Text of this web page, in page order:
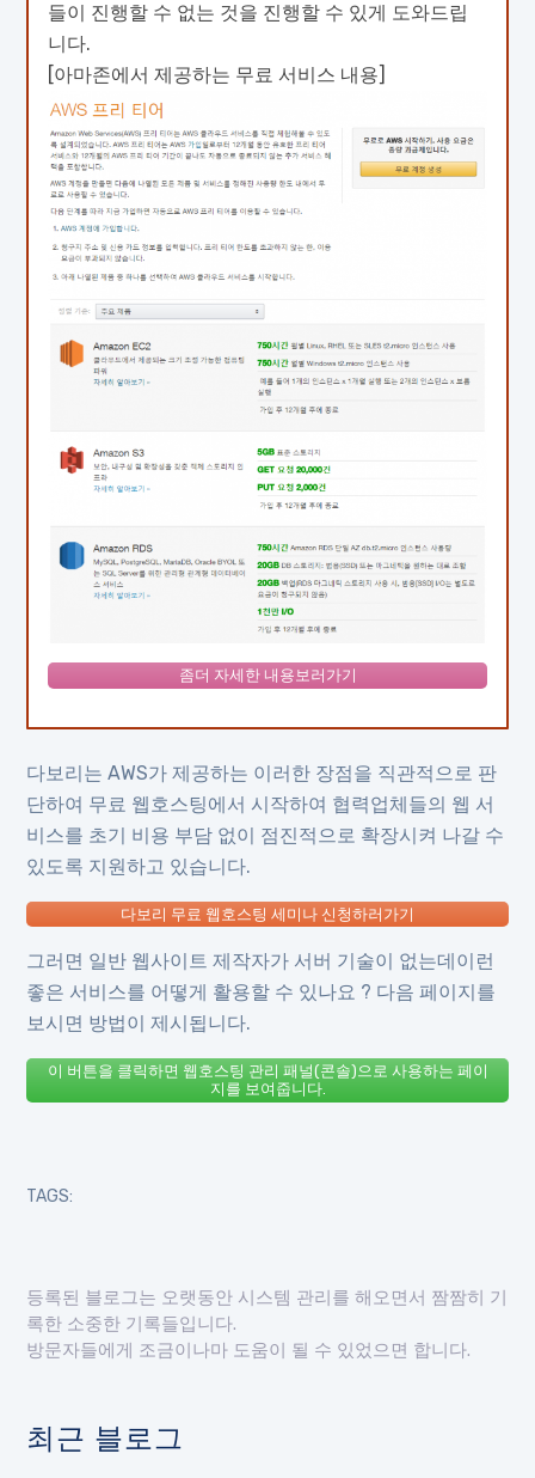
들이 진행할 수 없는 것을 진행할 수 있게 도와드립
니다.
[아마존에서 제공하는 무료 서비스 내용]
좀더 자세한 내용보러가기
다보리는 AWS가 제공하는 이러한 장점을 직관적으로 판
단하여 무료 웹호스팅에서 시작하여 협력업체들의 웹 서
비스를 초기 비용 부담 없이 점진적으로 확장시켜 나갈 수
있도록 지원하고 있습니다.
다보리 무료 웹호스팅 세미나 신청하러가기
그러면 일반 웹사이트 제작자가 서버 기술이 없는데이런
좋은 서비스를 어떻게 활용할 수 있나요 ? 다음 페이지를
보시면 방법이 제시됩니다.
이 버튼을 클릭하면 웹호스팅 관리 패널(콘솔)으로 사용하는 페이
지를 보여줍니다.
TAGS:
등록된 블로그는 오랫동안 시스템 관리를 해오면서 짬짬히 기
록한 소중한 기록들입니다.
방문자들에게 조금이나마 도움이 될 수 있었으면 합니다.
최근 블로그